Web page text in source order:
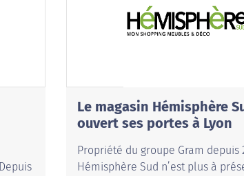
Le magasin Hémisphère
ouvert ses portes à Lyon
Propriété du groupe Gram depuis
Hémisphère Sud n’est plus à